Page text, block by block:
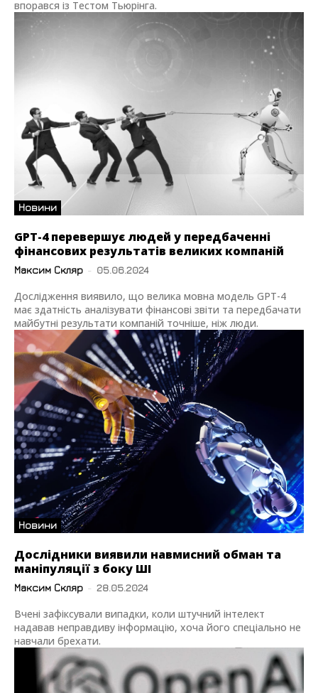
впорався із Тестом Тьюрінга.
Новини
GPT-4 перевершує людей у передбаченні
фінансових результатів великих компаній
Максим Скляр - 05.06.2024
Дослідження виявило, що велика мовна модель GPT-4
має здатність аналізувати фінансові звіти та передбачати
майбутні результати компаній точніше, ніж люди.
Новини
Дослідники виявили навмисний обман та
маніпуляції з боку ШІ
Максим Скляр - 28.05.2024
Вчені зафіксували випадки, коли штучний інтелект
надавав неправдиву інформацію, хоча його спеціально не
навчали брехати.